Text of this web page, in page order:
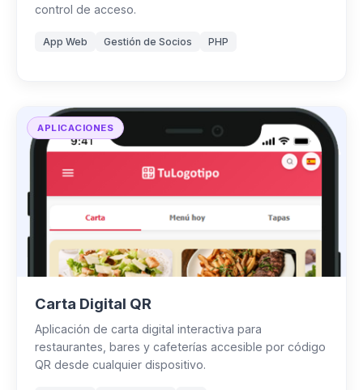
control de acceso.
App Web Gestión de Socios PHP
APLICACIONES
Carta Digital QR
Aplicación de carta digital interactiva para
restaurantes, bares y cafeterías accesible por código
QR desde cualquier dispositivo.